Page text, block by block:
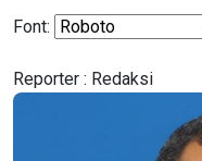
Font:
Reporter : Redaksi